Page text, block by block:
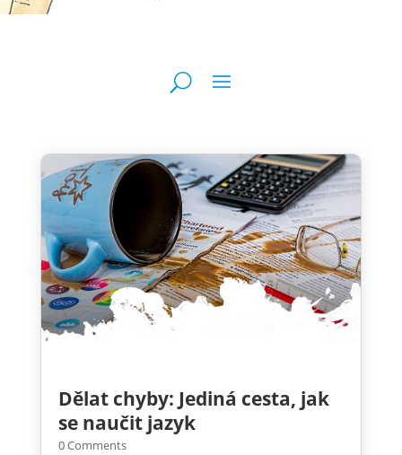
Dělat chyby: Jediná cesta, jak
se naučit jazyk
0 Comments